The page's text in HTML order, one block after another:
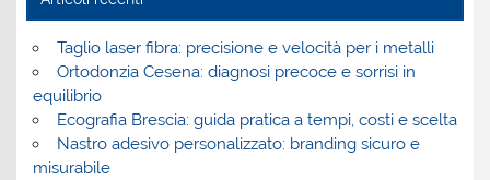
Taglio laser fibra: precisione e velocità per i metalli
Ortodonzia Cesena: diagnosi precoce e sorrisi in
equilibrio
Ecografia Brescia: guida pratica a tempi, costi e scelta
Nastro adesivo personalizzato: branding sicuro e
misurabile